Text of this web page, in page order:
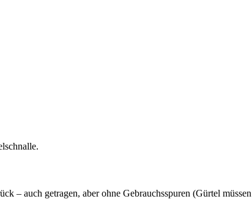
– auch getragen, aber ohne Gebrauchsspuren (Gürtel